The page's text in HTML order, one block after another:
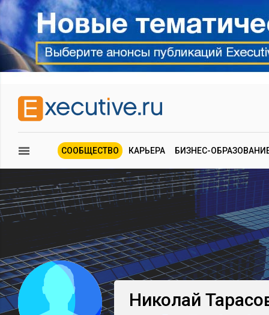
СООБЩЕСТВО КАРЬЕРА БИЗНЕС-
Николай